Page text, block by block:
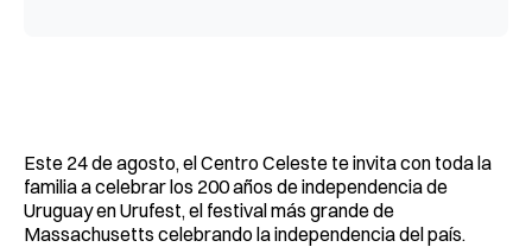
Este 24 de agosto, el Centro Celeste te invita con toda la
familia a celebrar los 200 años de independencia de
Uruguay en Urufest, el festival más grande de
Massachusetts celebrando la independencia del país.